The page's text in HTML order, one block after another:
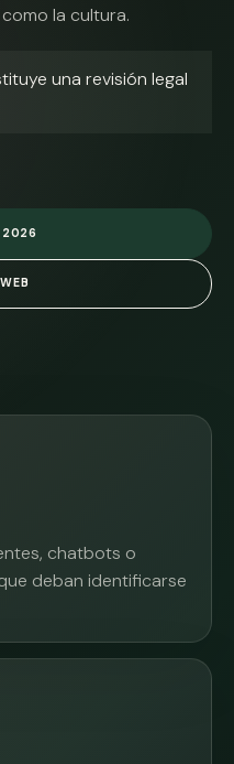
la cultura.
una revisión legal
2026
chatbots o
deban identificarse